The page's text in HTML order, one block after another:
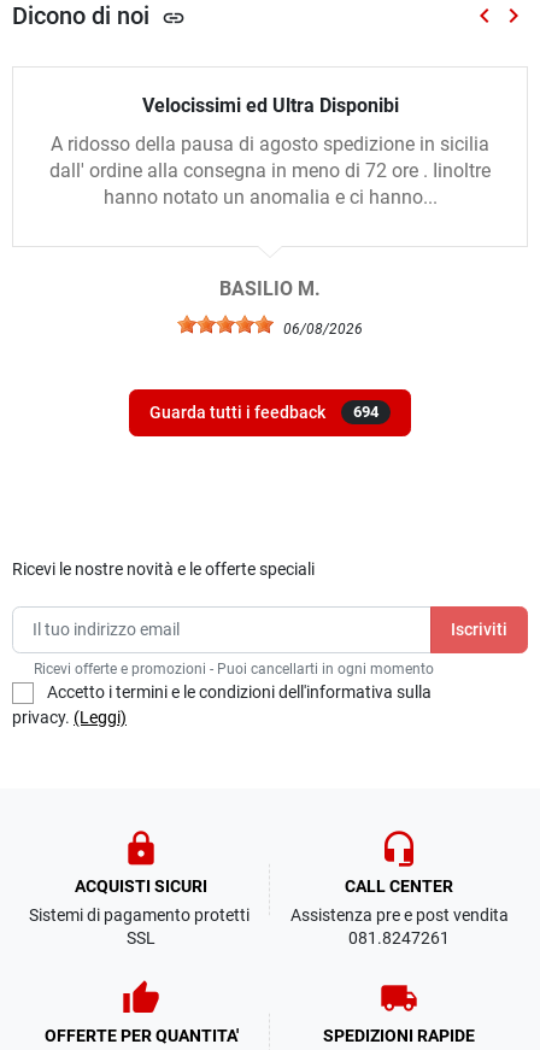
Dicono di noi link keyboard_arrow_left keyboard_arrow_right
Velocissimi ed Ultra Disponibi
A ridosso della pausa di agosto spedizione in sicilia
dall' ordine alla consegna in meno di 72 ore . Iinoltre
hanno notato un anomalia e ci hanno...
BASILIO M.
06/08/2026
Guarda tutti i feedback 694
Ricevi le nostre novità e le offerte speciali
Ricevi offerte e promozioni - Puoi cancellarti in ogni momento
Accetto i termini e le condizioni dell'informativa sulla
privacy. (Leggi)
lock
ACQUISTI SICURI
Sistemi di pagamento protetti
SSL
headset_mic
CALL CENTER
Assistenza pre e post vendita
081.8247261
thumb_up
OFFERTE PER QUANTITA'
local_shipping
SPEDIZIONI RAPIDE